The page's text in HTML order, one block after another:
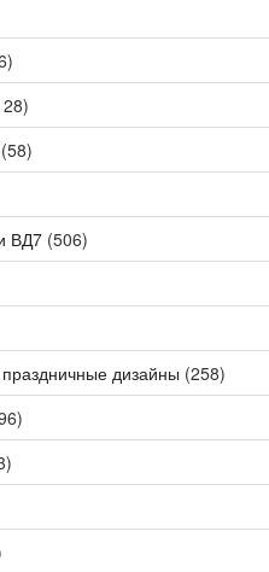
ВД7(506)
дизайны (258)